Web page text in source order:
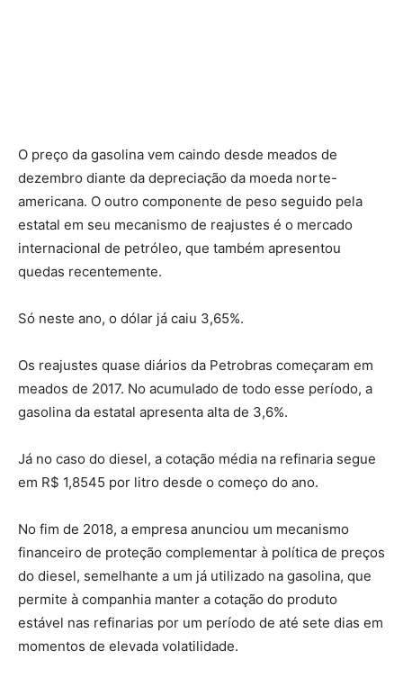
O preço da gasolina vem caindo desde meados de
dezembro diante da depreciação da moeda norte-
americana. O outro componente de peso seguido pela
estatal em seu mecanismo de reajustes é o mercado
internacional de petróleo, que também apresentou
quedas recentemente.
Só neste ano, o dólar já caiu 3,65%.
Os reajustes quase diários da Petrobras começaram em
meados de 2017. No acumulado de todo esse período, a
gasolina da estatal apresenta alta de 3,6%.
Já no caso do diesel, a cotação média na refinaria segue
em R$ 1,8545 por litro desde o começo do ano.
No fim de 2018, a empresa anunciou um mecanismo
financeiro de proteção complementar à política de preços
do diesel, semelhante a um já utilizado na gasolina, que
permite à companhia manter a cotação do produto
estável nas refinarias por um período de até sete dias em
momentos de elevada volatilidade.